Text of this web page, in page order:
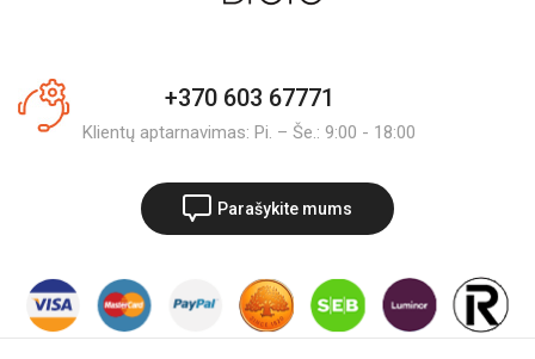
+370 603 67771
Klientų aptarnavimas: Pi. – Še.: 9:00 - 18:00
Parašykite mums